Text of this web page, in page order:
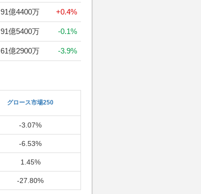
91億4400万 +0.4%
91億5400万 -0.1%
61億2900万 -3.9%
グロース市場250
-3.07%
-6.53%
1.45%
-27.80%